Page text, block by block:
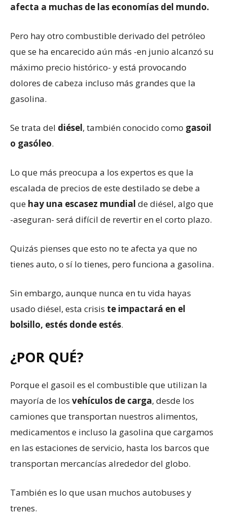
afecta a muchas de las economías del mundo.
Pero hay otro combustible derivado del petróleo
que se ha encarecido aún más -en junio alcanzó su
máximo precio histórico- y está provocando
dolores de cabeza incluso más grandes que la
gasolina.
Se trata del diésel, también conocido como gasoil
o gasóleo.
Lo que más preocupa a los expertos es que la
escalada de precios de este destilado se debe a
que hay una escasez mundial de diésel, algo que
-aseguran- será difícil de revertir en el corto plazo.
Quizás pienses que esto no te afecta ya que no
tienes auto, o sí lo tienes, pero funciona a gasolina.
Sin embargo, aunque nunca en tu vida hayas
usado diésel, esta crisis te impactará en el
bolsillo, estés donde estés.
¿POR QUÉ?
Porque el gasoil es el combustible que utilizan la
mayoría de los vehículos de carga, desde los
camiones que transportan nuestros alimentos,
medicamentos e incluso la gasolina que cargamos
en las estaciones de servicio, hasta los barcos que
transportan mercancías alrededor del globo.
También es lo que usan muchos autobuses y
trenes.